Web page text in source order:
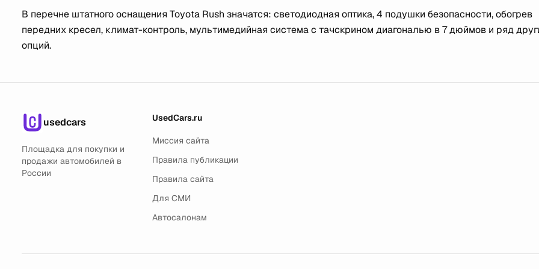
В перечне штатного оснащения Toyota Rush значатся: светодиодная оптика, 4 подушки безопасности, обогрев
передних кресел, климат-контроль, мультимедийная система с тачскрином диагональю в 7 дюймов и ряд
опций.
usedcars
Площадка для покупки и
продажи автомобилей в
России
UsedCars.ru
Миссия сайта
Правила публикации
Правила сайта
Для СМИ
Автосалонам